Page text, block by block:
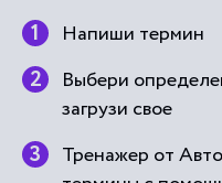
Напиши термин
Выбери
загрузи свое
Тренажер от